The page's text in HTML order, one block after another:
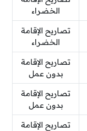
الخضراء
تصاريح الإقامة
الخضراء
تصاريح الإقامة
بدون عمل
تصاريح الإقامة
بدون عمل
تصاريح الإقامة